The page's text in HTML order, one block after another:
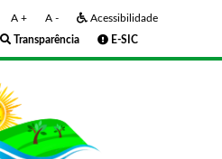
A + A -
Acessibilidade
Transparência E-SIC